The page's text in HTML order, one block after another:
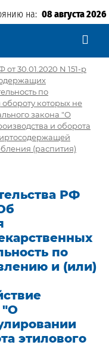
на: 08 августа 2026
30.01.2020 N 151-р
по
которых не
закона "О
и оборота
(распития)
РФ
по
и (или)
"О
этилового